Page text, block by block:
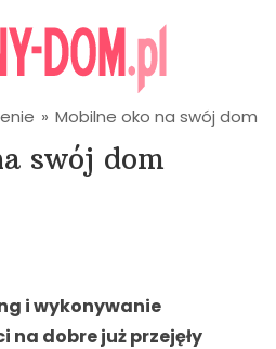
» Mobilne oko na swój dom
swój dom
i wykonywanie
na dobre już przejęły